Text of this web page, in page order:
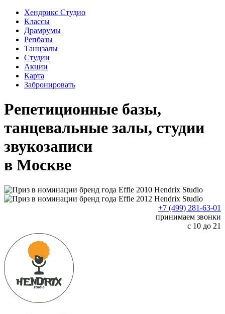
Хендрикс Студио
Классы
Драмрумы
Репбазы
Танцзалы
Студии
Акции
Карта
Забронировать
Репетиционные базы,
танцевальные залы, студии
звукозаписи
в Москве
+7 (499) 281-63-01
принимаем звонки
с 10 до 21